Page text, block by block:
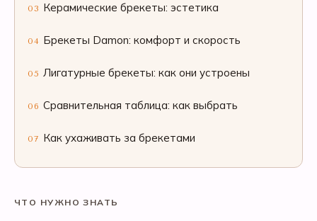
03 Керамические брекеты: эстетика
04 Брекеты Damon: комфорт и скорость
05 Лигатурные брекеты: как они устроены
06 Сравнительная таблица: как выбрать
07 Как ухаживать за брекетами
ЧТО НУЖНО ЗНАТЬ